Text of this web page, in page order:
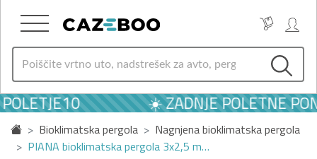
☀️ ZADNJE POLETNE
Bioklimatska pergola
Nagnjena bioklimatska pergola
PIANA bioklimatska pergola 3x2,5 m…